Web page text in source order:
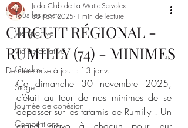
Tous les posts
Vie sportive
Vie associative
Grades
Stage
Journée de cohésion
Compétitions
CIRCUIT RÉGIONAL -
RUMILLY (74) - MINIMES
Judo Club de La Motte-Servolex
30 nov. 2025 1 min de lecture
Dernière mise à jour : 13 janv.
Ce dimanche 30 novembre 2025,
c’était au tour de nos minimes de se
dépasser sur les tatamis de Rumilly ! Un